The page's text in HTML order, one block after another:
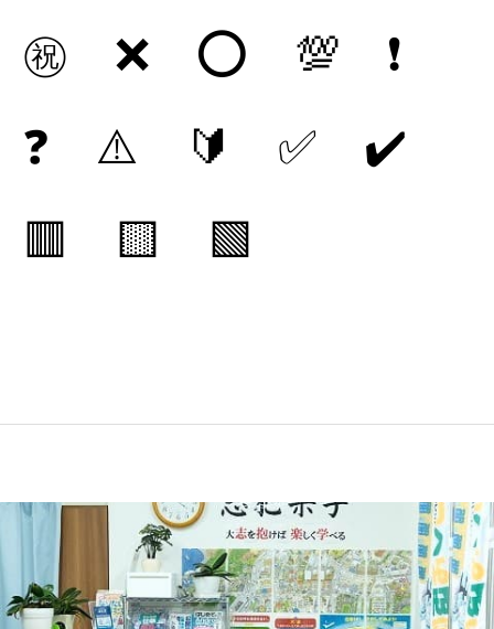
㊗️ ❌ ⭕ 💯 ❗
❓ ⚠️ 🔰 ✅ ✔️
🟥 🟨 🟩